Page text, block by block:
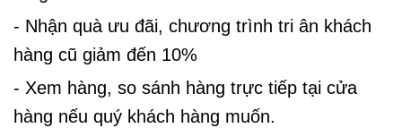
- Nhận quà ưu đãi, chương trình tri ân khách
hàng cũ giảm đến 10%
- Xem hàng, so sánh hàng trực tiếp tại cửa
hàng nếu quý khách hàng muốn.